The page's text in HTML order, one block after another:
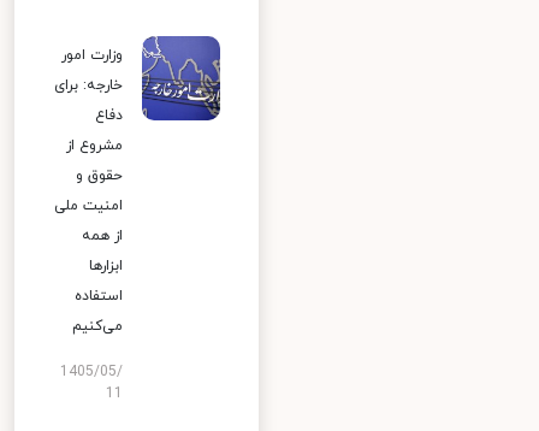
وزارت امور
خارجه: برای
دفاع
مشروع از
حقوق و
امنیت ملی
از همه
ابزارها
استفاده
می‌کنیم
1405/05/